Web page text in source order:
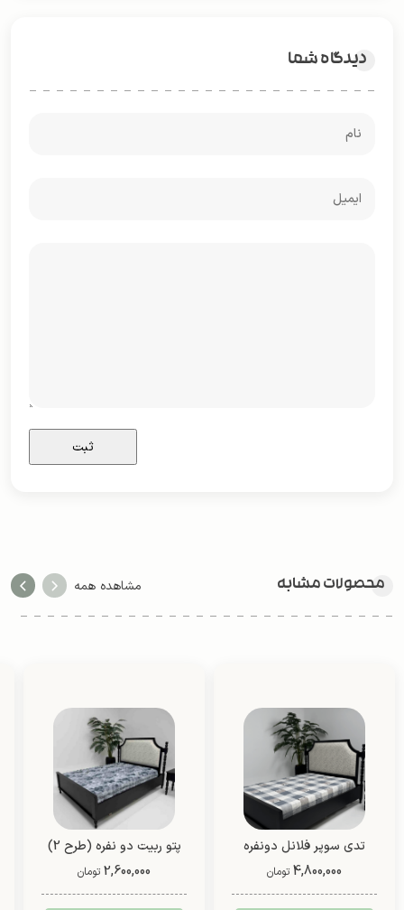
دیدگاه شما
محصولات مشابه مشاهده همه
تدی سوپر فلانل دونفره
(طرح 1)
4,800,000 تومان
پتو ربیت دو نفره (طرح 2)
2,600,000 تومان